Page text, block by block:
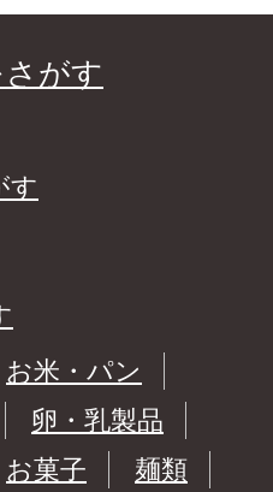
がす
す
お米・パン
卵・乳製品
お菓子
麺類